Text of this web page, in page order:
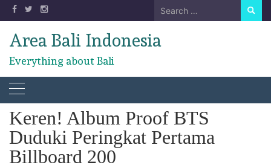
Skip
to
content
Search
for:
Area Bali Indonesia
Everything about Bali
Keren! Album Proof BTS
Duduki Peringkat Pertama
Billboard 200